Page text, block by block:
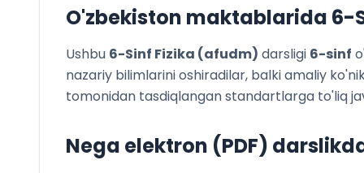
aniqlash
II bobni
Yakuniy
IV BOB.
Kirish
40-mavzu.
42-mavzu.
O'zbekiston maktablarida 6-
Ushbu 6-Sinf Fizika (afudm) darsligi 6-sinf
nazariy bilimlarini oshiradilar, balki amaliy
tomonidan tasdiqlangan standartlarga to'liq
Nega elektron (PDF)